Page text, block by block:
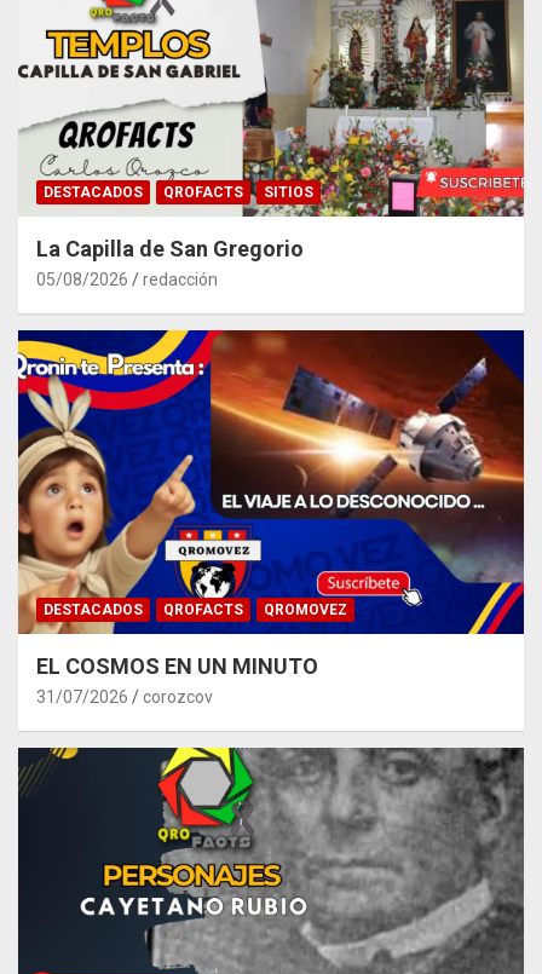
DESTACADOS QROFACTS SITIOS
La Capilla de San Gregorio
05/08/2026 redacción
DESTACADOS QROFACTS QROMOVEZ
EL COSMOS EN UN MINUTO
31/07/2026 corozcov